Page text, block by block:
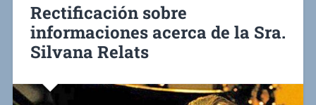
Rectificación sobre
informaciones acerca de la Sra.
Silvana Relats